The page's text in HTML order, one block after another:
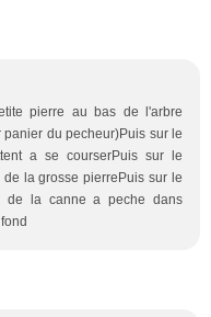
pierre au bas de l'arbre
du pecheur)Puis sur le
a se courserPuis sur le
la grosse pierrePuis sur le
de la canne a peche dans